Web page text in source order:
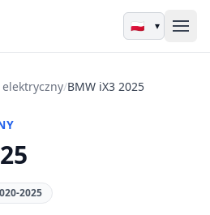
▾
/BMW iX3 2025
2025